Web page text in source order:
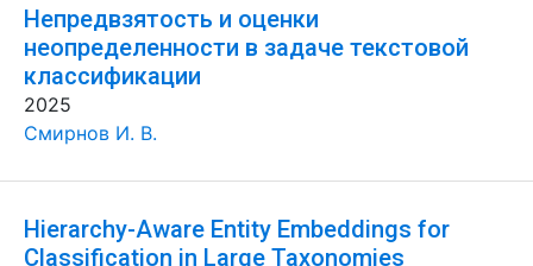
Непредвзятость и оценки
неопределенности в задаче текстовой
классификации
2025
Смирнов И. В.
Hierarchy-Aware Entity Embeddings for
Classification in Large Taxonomies